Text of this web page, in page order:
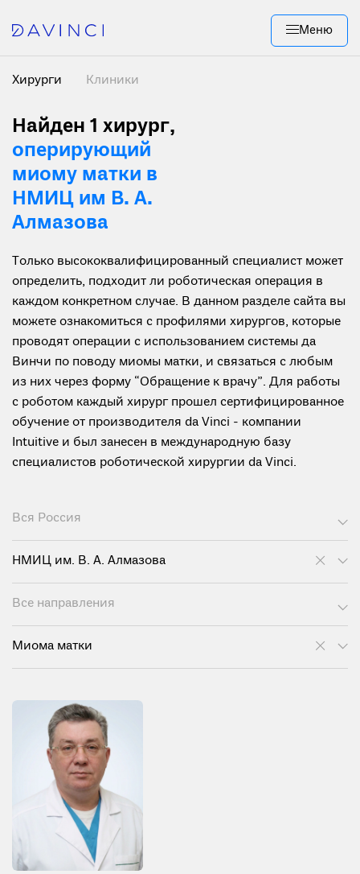
Меню
Хирурги Клиники
Найден 1 хирург,
оперирующий
миому матки в
НМИЦ им В. А.
Алмазова
Только высококвалифицированный специалист может
определить, подходит ли роботическая операция в
каждом конкретном случае. В данном разделе сайта вы
можете ознакомиться с профилями хирургов, которые
проводят операции с использованием системы да
Винчи по поводу миомы матки, и связаться с любым
из них через форму “Обращение к врачу”. Для работы
с роботом каждый хирург прошел сертифицированное
обучение от производителя da Vinci - компании
Intuitive и был занесен в международную базу
специалистов роботической хирургии da Vinci.
Вся Россия
НМИЦ им. В. А. Алмазова
Все направления
Миома матки